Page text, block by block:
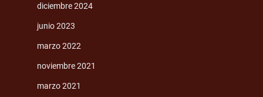
diciembre 2024
junio 2023
marzo 2022
noviembre 2021
marzo 2021